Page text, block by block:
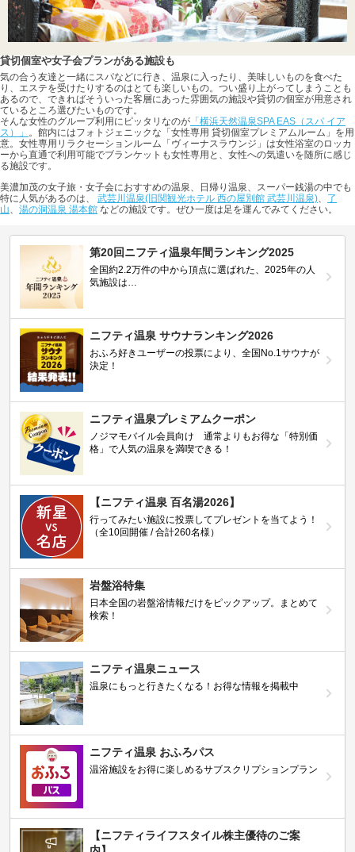
貸切個室や女子会プランがある施設も
気の合う友達と一緒にスパなどに行き、温泉に入ったり、美味しいものを食べた
り、エステを受けたりするのはとても楽しいもの。つい盛り上がってしまうことも
あるので、できればそういった客層にあった雰囲気の施設や貸切の個室が用意され
ているところ選びたいものです。
そんな女性のグループ利用にピッタリなのが 「横浜天然温泉SPA EAS（スパ イア
ス）」 。館内にはフォトジェニックな「女性専用 貸切個室プレミアムルーム」を用
意。女性専用リラクセーションルーム「ヴィーナスラウンジ」は女性浴室のロッカ
ーから直通で利用可能でブランケットも女性専用と、女性への気遣いを随所に感じ
る施設です。
美濃加茂の女子旅・女子会におすすめの温泉、日帰り温泉、スーパー銭湯の中でも
特に人気があるのは、 武芸川温泉(旧関観光ホテル 西の屋別館 武芸川温泉)、 了
山、 湯の洞温泉 湯本館 などの施設です。ぜひ一度は足を運んでみてください。
第20回ニフティ温泉年間ランキング2025
全国約2.2万件の中から頂点に選ばれた、2025年の人
気施設は…
ニフティ温泉 サウナランキング2026
おふろ好きユーザーの投票により、全国No.1サウナが
決定！
ニフティ温泉プレミアムクーポン
ノジマモバイル会員向け 通常よりもお得な「特別価
格」で人気の温泉を満喫できる！
【ニフティ温泉 百名湯2026】
行ってみたい施設に投票してプレゼントを当てよう！
（全10回開催 / 合計260名様）
岩盤浴特集
日本全国の岩盤浴情報だけをピックアップ。まとめて
検索！
ニフティ温泉ニュース
温泉にもっと行きたくなる！お得な情報を掲載中
ニフティ温泉 おふろパス
温浴施設をお得に楽しめるサブスクリプションプラン
【ニフティライフスタイル株主優待のご案